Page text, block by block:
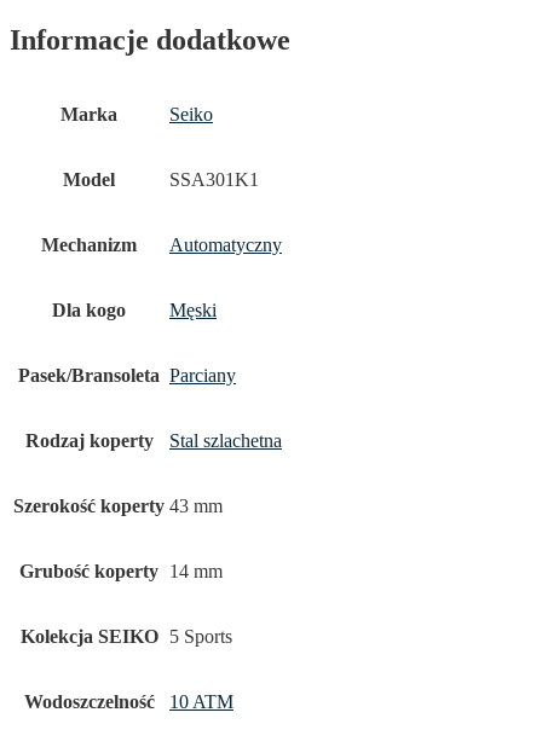
Informacje dodatkowe
Marka Seiko
Model SSA301K1
Mechanizm Automatyczny
Dla kogo Męski
Pasek/Bransoleta Parciany
Rodzaj koperty Stal szlachetna
Szerokość koperty 43 mm
Grubość koperty 14 mm
Kolekcja SEIKO 5 Sports
Wodoszczelność 10 ATM